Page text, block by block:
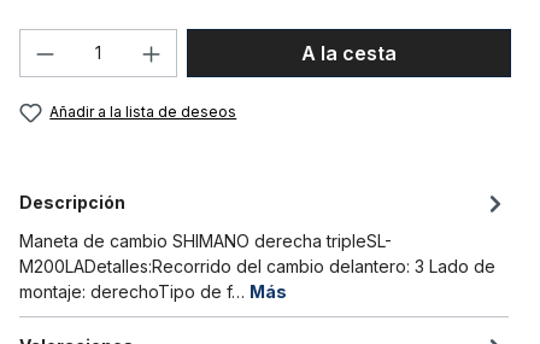
Cantidad del producto: introduce la
A la cesta
Añadir a la lista de deseos
Descripción
Maneta de cambio SHIMANO derecha tripleSL-
M200LADetalles:Recorrido del cambio delantero: 3 Lado de
montaje: derechoTipo de f… Más